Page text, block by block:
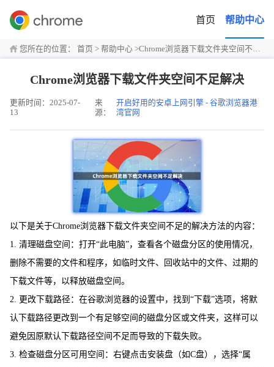
首页 帮助中心
您所在的位置： 首页 > 帮助中心 >Chrome浏览器下载文件夹空间不足解决
Chrome浏览器下载文件夹空间不足解决
更新时间：2025-07-
13
来
源：
开启好用的安卓上网引擎 - 谷歌浏览器港
湾官网
以下是关于Chrome浏览器下载文件夹空间不足的解决方法的内容：
1. 清理磁盘空间：打开“此电脑”，查看各个磁盘分区的使用情况，
删除不需要的文件和程序，如临时文件、回收站中的文件、过期的
下载文件等，以释放磁盘空间。
2. 更改下载路径：在谷歌浏览器的设置中，找到“下载”选项，将默
认下载路径更改到一个有足够空间的磁盘分区或文件夹，这样可以
避免因原默认下载路径空间不足而导致的下载失败。
3. 检查磁盘分区可用空间：右键点击安装盘（如C盘），选择“属